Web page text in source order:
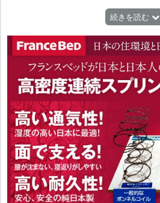
タリア製にこだわった「サコモディ」。ス
りとしたmade in Denmark「ノルディック
王国デンマークのこだわりが息づくパー
ど、じっくりとご覧いただけます。 フラ
度連続スプリング」搭載のソファベッド
しての座り心地はもちろん、ベッドとし
続きを読む